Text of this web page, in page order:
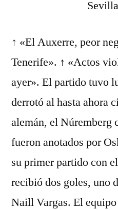
↑ «El Auxerre, peor
Tenerife». ↑ «Actos
ayer». El partido tuvo
derrotó al hasta ahora
alemán, el Núremberg
fueron anotados por
su primer partido con
recibió dos goles, uno
Naill Vargas. El